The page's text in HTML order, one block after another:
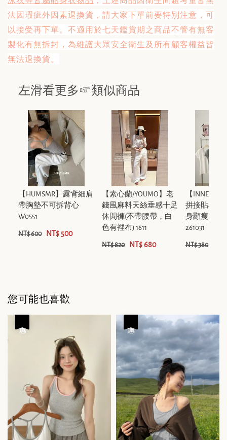
法因瑕疵外因素退換貨， 請大家下單前要特別注意， 可
以接受再下單。不適用於七天鑑賞期之商品不管有無客
製化有無拆封，為維護大眾安全衛生及所有顧客權益皆
無法退換貨。
左滑看更多☞類似商品
【HUMSMR】露背細肩
帶胸墊不可拆背心
W0551
NT$ 600 NT$ 500
【素心蘭/YOUMO】老
錢風麻料天絲垂感十足
休閒褲(不帶腰帶，白
色有裡布) 1611
NT$ 820 NT$ 680
【INNER茵
拼接貼布設
身顯瘦內搭
261031
NT$ 380
您可能也喜歡